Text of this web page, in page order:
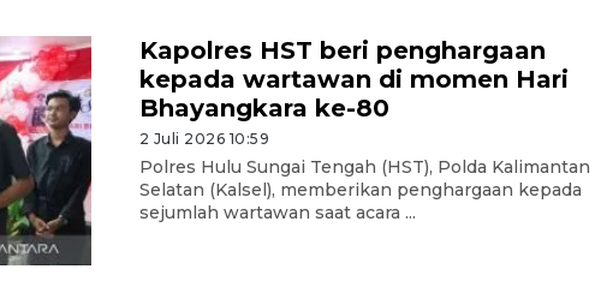
Kapolres HST beri penghargaan
kepada wartawan di momen Hari
Bhayangkara ke-80
2 Juli 2026 10:59
Polres Hulu Sungai Tengah (HST), Polda Kalimantan
Selatan (Kalsel), memberikan penghargaan kepada
sejumlah wartawan saat acara ...
Anak Putus Sekolah Lewat
Pendidikan Kesetaraan
Bagian 2
30 Juli 2026 17:53